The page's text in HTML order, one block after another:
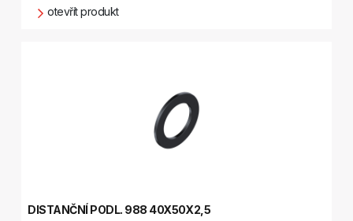
otevřít produkt
DISTANČNÍ PODL. 988 40X50X2,5